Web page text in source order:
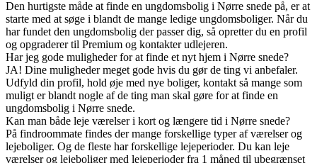
Den hurtigste måde at finde en ungdomsbolig i Nørre snede på, er at
starte med at søge i blandt de mange ledige ungdomsboliger. Når du
har fundet den ungdomsbolig der passer dig, så opretter du en profil
og opgraderer til Premium og kontakter udlejeren.
Har jeg gode muligheder for at finde et nyt hjem i Nørre snede?
JA! Dine muligheder meget gode hvis du gør de ting vi anbefaler.
Udfyld din profil, hold øje med nye boliger, kontakt så mange som
muligt er blandt nogle af de ting man skal gøre for at finde en
ungdomsbolig i Nørre snede.
Kan man både leje værelser i kort og længere tid i Nørre snede?
På findroommate findes der mange forskellige typer af værelser og
lejeboliger. Og de fleste har forskellige lejeperioder. Du kan leje
værelser og lejeboliger med lejeperioder fra 1 måned til ubegrænset